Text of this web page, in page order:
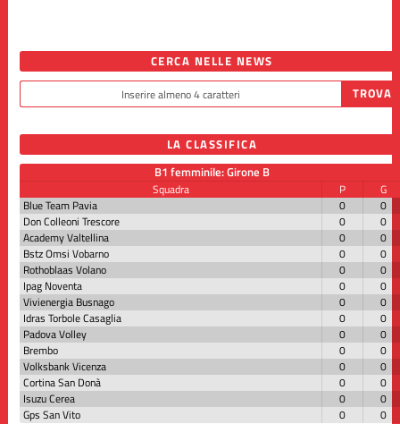
CERCA NELLE NEWS
LA CLASSIFICA
B1 femminile: Girone B
Squadra P
G
Blue Team Pavia
0
0
Don Colleoni Trescore
0
0
Academy Valtellina
0
0
Bstz Omsi Vobarno
0
0
Rothoblaas Volano
0
0
Ipag Noventa
0
0
Vivienergia Busnago
0
0
Idras Torbole Casaglia
0
0
Padova Volley
0
0
Brembo
0
0
Volksbank Vicenza
0
0
Cortina San Donà
0
0
Isuzu Cerea
0
0
Gps San Vito
0 0